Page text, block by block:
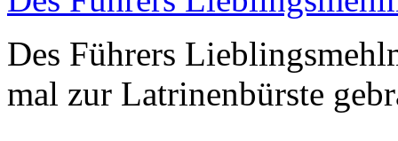
Des Führers
mal zur Latrinenbürste